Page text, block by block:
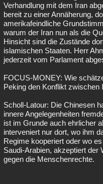
Verhandlung mit dem Iran
bereit zu einer Annäherung,
amerikafeindliche
warum der Iran nun als die
Hinsicht sind die Zustände
islamischen Staaten. Herr
jederzeit vom Parlament
FOCUS-MONEY: Wie
Peking den Konflikt zwischen
Scholl-Latour: Die Chinesen
innere Angelegenheiten
ist im Grunde auch ehrlicher
interveniert nur dort, wo ihm
Regime kooperiert oder wo
Saudi-Arabien, akzeptiert der
gegen die Menschenrechte.